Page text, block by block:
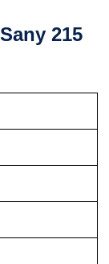
215
unité
m³